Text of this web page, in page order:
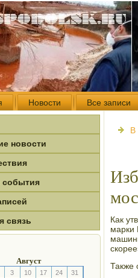
Новости Все записи
новости
события
связь
Август
3 10 17 24
31
В
Как
марки
Также